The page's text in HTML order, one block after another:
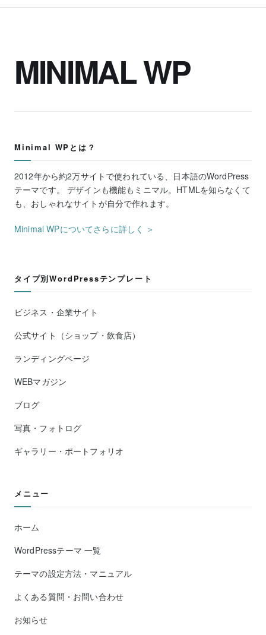
MINIMAL WP
Minimal WPとは？
2012年から約2万サイトで使われている、日本語のWordPress
テーマです。 デザインも機能もミニマル。HTMLを知らなくて
も、おしゃれなサイトが自分で作れます。
Minimal WPについてさらに詳しく ＞
タイプ別WordPressテンプレート
ビジネス・企業サイト
公式サイト（ショップ・飲食店）
ランディングページ
WEBマガジン
ブログ
写真・フォトログ
ギャラリー・ポートフォリオ
メニュー
ホーム
WordPressテーマ 一覧
テーマの設定方法・マニュアル
よくある質問・お問い合わせ
お知らせ